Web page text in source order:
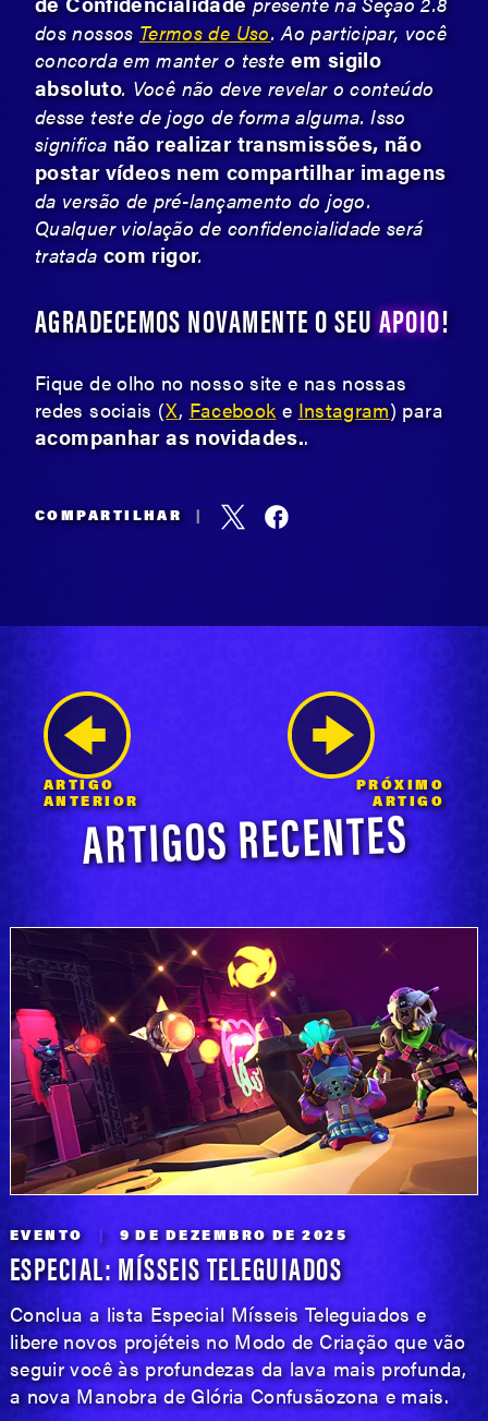
dos nossos Termos de Uso. Ao participar, você
concorda em manter o testeem sigilo
absoluto. Você não deve revelar o conteúdo
desse teste de jogo de forma alguma. Isso
significanão realizar transmissões, não
postar vídeos nem compartilhar imagens
da versão de pré-lançamento do jogo.
Qualquer violação de confidencialidade será
tratadacom rigor.
AGRADECEMOS NOVAMENTE O SEUAPOIO!
Fique de olho no nosso site e nas nossas
redes sociais (X, Facebooke Instagram) para
acompanhar as novidades..
COMPARTILHAR
ARTIGO
ANTERIOR
PRÓXIMO
ARTIGO
ARTIGOS RECENTES
EVENTO 9 DE DEZEMBRO DE 2025
ESPECIAL: MÍSSEIS TELEGUIADOS
Conclua a lista Especial Mísseis Teleguiados e
libere novos projéteis no Modo de Criação que vão
seguir você às profundezas da lava mais profunda,
a nova Manobra de Glória Confusãozona e mais.